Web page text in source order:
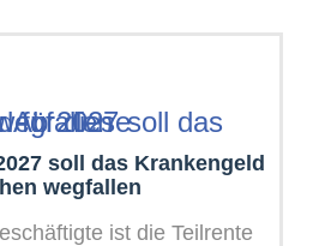
soll das Krankengeld
wegfallen
ist die Teilrente